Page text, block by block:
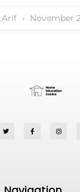
November